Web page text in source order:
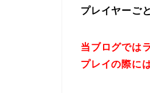
プレイヤーご
当ブログでは
プレイの際に